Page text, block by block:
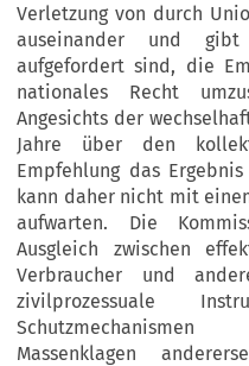
Verletzung von durch
auseinander und
aufgefordert sind, die
nationales Recht
Angesichts der
Jahre über den
Empfehlung das
kann daher nicht mit
aufwarten. Die
Ausgleich zwischen
Verbraucher und
zivilprozessuale
Massenklagen